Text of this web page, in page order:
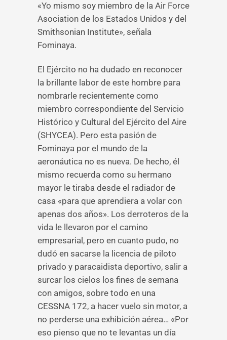
«Yo mismo soy miembro de la Air Force
Asociation de los Estados Unidos y del
Smithsonian Institute», señala
Fominaya.
El Ejército no ha dudado en reconocer
la brillante labor de este hombre para
nombrarle recientemente como
miembro correspondiente del Servicio
Histórico y Cultural del Ejército del Aire
(SHYCEA). Pero esta pasión de
Fominaya por el mundo de la
aeronáutica no es nueva. De hecho, él
mismo recuerda como su hermano
mayor le tiraba desde el radiador de
casa «para que aprendiera a volar con
apenas dos años». Los derroteros de la
vida le llevaron por el camino
empresarial, pero en cuanto pudo, no
dudó en sacarse la licencia de piloto
privado y paracaidista deportivo, salir a
surcar los cielos los fines de semana
con amigos, sobre todo en una
CESSNA 172, a hacer vuelo sin motor, a
no perderse una exhibición aérea… «Por
eso pienso que no te levantas un día